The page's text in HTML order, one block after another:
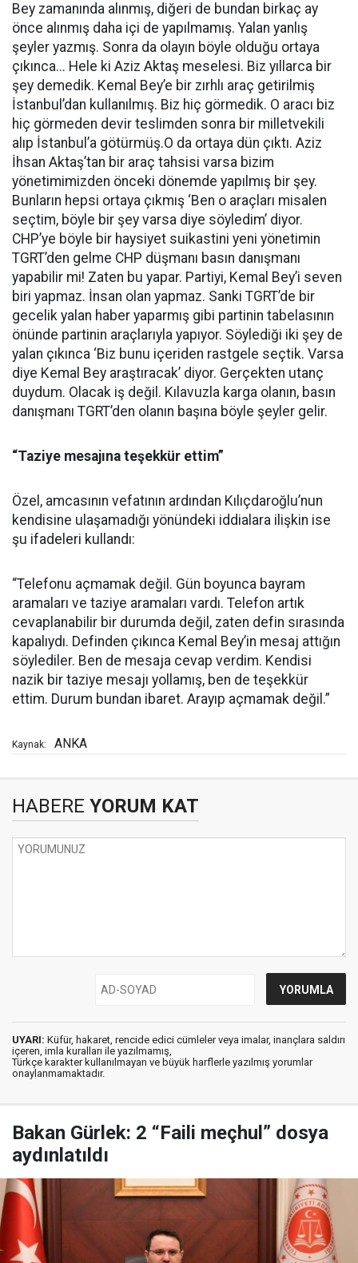
Bey zamanında alınmış, diğeri de bundan birkaç ay
önce alınmış daha içi de yapılmamış. Yalan yanlış
şeyler yazmış. Sonra da olayın böyle olduğu ortaya
çıkınca... Hele ki Aziz Aktaş meselesi. Biz yıllarca bir
şey demedik. Kemal Bey’e bir zırhlı araç getirilmiş
İstanbul’dan kullanılmış. Biz hiç görmedik. O aracı biz
hiç görmeden devir teslimden sonra bir milletvekili
alıp İstanbul’a götürmüş.O da ortaya dün çıktı. Aziz
İhsan Aktaş’tan bir araç tahsisi varsa bizim
yönetimimizden önceki dönemde yapılmış bir şey.
Bunların hepsi ortaya çıkmış ‘Ben o araçları misalen
seçtim, böyle bir şey varsa diye söyledim’ diyor.
CHP’ye böyle bir haysiyet suikastini yeni yönetimin
TGRT’den gelme CHP düşmanı basın danışmanı
yapabilir mi! Zaten bu yapar. Partiyi, Kemal Bey’i seven
biri yapmaz. İnsan olan yapmaz. Sanki TGRT’de bir
gecelik yalan haber yaparmış gibi partinin tabelasının
önünde partinin araçlarıyla yapıyor. Söylediği iki şey de
yalan çıkınca ‘Biz bunu içeriden rastgele seçtik. Varsa
diye Kemal Bey araştıracak’ diyor. Gerçekten utanç
duydum. Olacak iş değil. Kılavuzla karga olanın, basın
danışmanı TGRT’den olanın başına böyle şeyler gelir.
“Taziye mesajına teşekkür ettim”
Özel, amcasının vefatının ardından Kılıçdaroğlu’nun
kendisine ulaşamadığı yönündeki iddialara ilişkin ise
şu ifadeleri kullandı:
“Telefonu açmamak değil. Gün boyunca bayram
aramaları ve taziye aramaları vardı. Telefon artık
cevaplanabilir bir durumda değil, zaten defin sırasında
kapalıydı. Definden çıkınca Kemal Bey’in mesaj attığın
söylediler. Ben de mesaja cevap verdim. Kendisi
nazik bir taziye mesajı yollamış, ben de teşekkür
ettim. Durum bundan ibaret. Arayıp açmamak değil.”
Kaynak: ANKA
HABERE YORUM KAT
UYARI: Küfür, hakaret, rencide edici cümleler veya imalar, inançlara saldırı
içeren, imla kuralları ile yazılmamış,
Türkçe karakter kullanılmayan ve büyük harflerle yazılmış yorumlar
onaylanmamaktadır.
Bakan Gürlek: 2 “Faili meçhul” dosya
aydınlatıldı